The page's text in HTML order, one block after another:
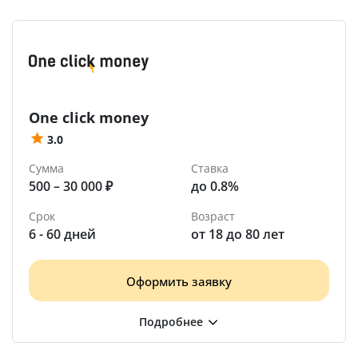
One click money
3.0
Сумма
500 – 30 000 ₽
Ставка
до 0.8%
Срок
6 - 60 дней
Возраст
от 18 до 80 лет
Оформить заявку